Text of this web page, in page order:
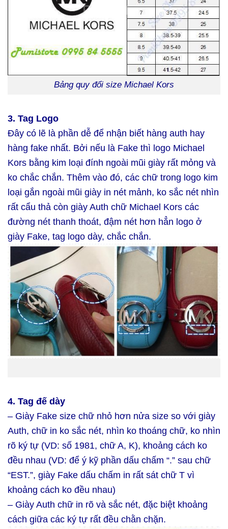
Bảng quy đổi size Michael Kors
3. Tag Logo
Đây có lẽ là phần dễ để nhận biết hàng auth hay
hàng fake nhất. Bởi nếu là Fake thì logo Michael
Kors bằng kim loại đính ngoài mũi giày rất mỏng và
ko chắc chắn. Thêm vào đó, các chữ trong logo kim
loại gắn ngoài mũi giày in nét mảnh, ko sắc nét nhìn
rất cẩu thả còn giày Auth chữ Michael Kors các
đường nét thanh thoát, đậm nét hơn hẳn logo ở
giày Fake, tag logo dày, chắc chắn.
4. Tag đế dày
– Giày Fake size chữ nhỏ hơn nửa size so với giày
Auth, chữ in ko sắc nét, nhìn ko thoáng chữ, ko nhìn
rõ ký tự (VD: số 1981, chữ A, K), khoảng cách ko
đều nhau (VD: để ý kỹ phần dấu chấm “.” sau chữ
“EST.”, giày Fake dấu chấm in rất sát chữ T vì
khoảng cách ko đều nhau)
– Giày Auth chữ in rõ và sắc nét, đặc biệt khoảng
cách giữa các ký tự rất đều chằn chặn.